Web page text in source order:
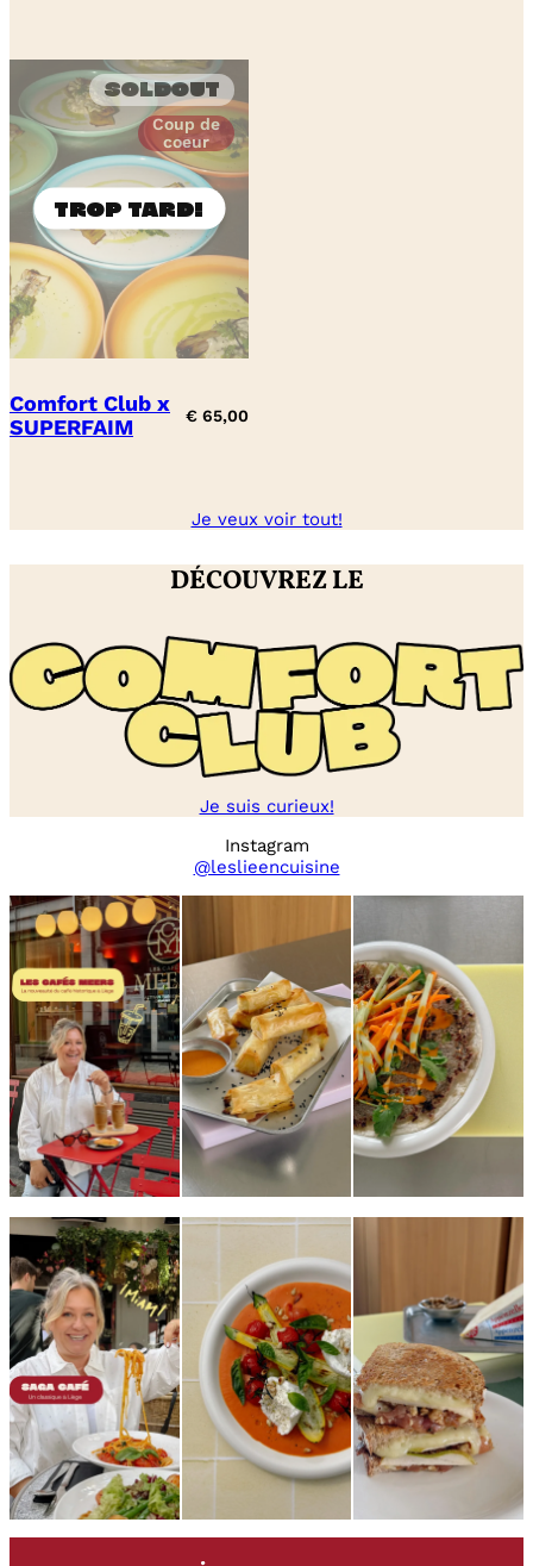
Soldout
Coup de
coeur
Comfort Club x
SUPERFAIM
€ 65,00
Je veux voir tout!
DÉCOUVREZ LE
Je suis curieux!
Instagram
@leslieencuisine